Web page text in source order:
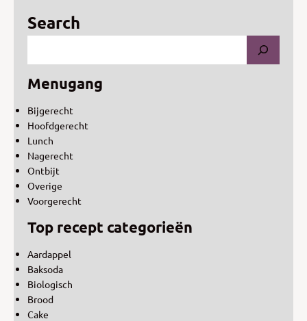
Search
Menugang
Bijgerecht
Hoofdgerecht
Lunch
Nagerecht
Ontbijt
Overige
Voorgerecht
Top recept categorieën
Aardappel
Baksoda
Biologisch
Brood
Cake